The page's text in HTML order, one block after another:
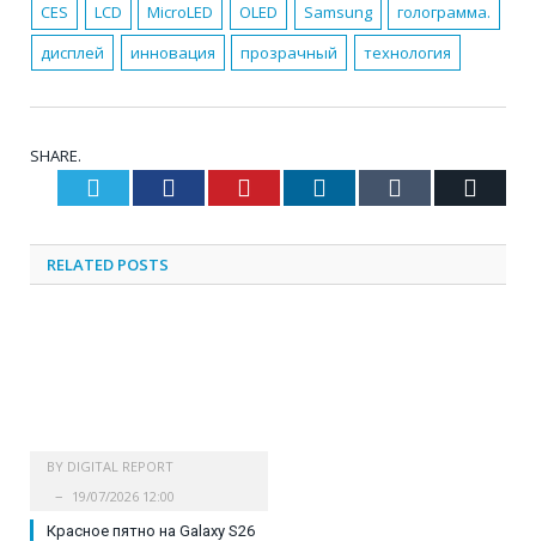
CES LCD MicroLED OLED Samsung
голограмма.
дисплей
инновация прозрачный технология
SHARE.
Twitter Facebook Pinterest LinkedIn Tumblr
RELATED POSTS
BY DIGITAL REPORT
19/07/2026 12:00
Красное пятно на Galaxy S26